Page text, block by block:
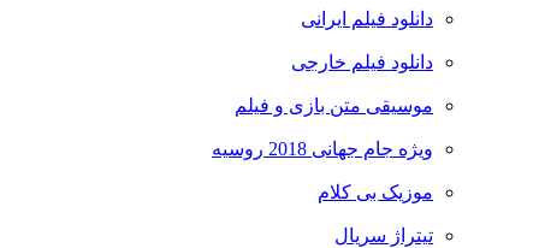
دانلود فیلم ایرانی
دانلود فیلم خارجی
موسیقی متن بازی و فیلم
ویژه جام جهانی 2018 روسیه
موزیک بی کلام
تیتراژ سریال